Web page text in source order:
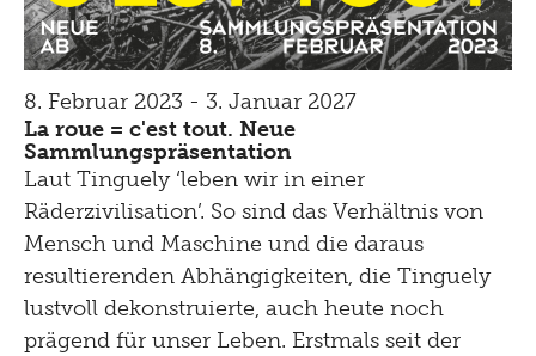
8. Februar 2023 - 3. Januar 2027
La roue = c'est tout. Neue
Sammlungspräsentation
Laut Tinguely ‘leben wir in einer
Räderzivilisation’. So sind das Verhältnis von
Mensch und Maschine und die daraus
resultierenden Abhängigkeiten, die Tinguely
lustvoll dekonstruierte, auch heute noch
prägend für unser Leben. Erstmals seit der